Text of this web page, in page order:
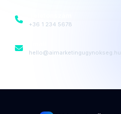
+36 1 234 5678
hello@aimarketingugynokseg.hu